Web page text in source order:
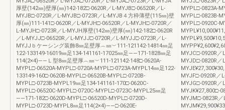
厚壁(142㎜)壁厚(㎜)142-182□-0620R／L-MYJB□-06520R／L-
MYJB□-0720R／L-MYJB□-0723R／L-MYJB４方枠薄壁(115㎜)壁
厚(㎜)111-141□-0620R／L-MYJH□-06520R／L-MYJH□-0720R／
L-MYJH□-0723R／L-MYJH厚壁(142㎜)壁厚(㎜)142-182□-0620R
／L-MYJJ□-06520R／L-MYJJ□-0720R／L-MYJJ□-0723R／L-
MYJJｂケーシング装飾8㎜足壁厚︵㎜︶111-121142-14814㎜足
122-133149-16019㎜足134-141161-17025㎜足――171-1828㎜足
114(2×4)――Ｌ型8㎜足壁厚︵㎜︶111-121142-148□-0620A-
MYPL□-06520A-MYPL□-0720A-MYPL□-0723A-MYPL14㎜足122-
133149-160□-0620B-MYPL□-06520B-MYPL□-0720B-
MYPL□-0723B-MYPL19㎜足134-141161-170□-0620C-
MYPL□-06520C-MYPL□-0720C-MYPL□-0723C-MYPL25㎜足
――171-182□-0620D-MYPL□-06520D-MYPL□-0720D-
MYPL□-0723D-MYPL8㎜足114(2×4)――□-0620E-
MYPL□-0823A-
MYPL□-0823B-
MYPL□-0920C-
MYJC□-0920R／
MYJD□-0820R／
MYJF□-0920R／
MYJG□-0920R／
MYJK¥27,800□-
MYJM□-0823R